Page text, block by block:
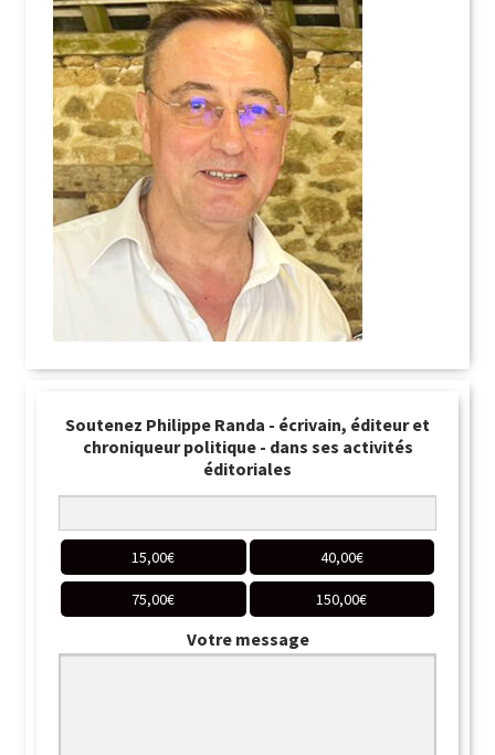
Soutenez Philippe Randa - écrivain, éditeur et
chroniqueur politique - dans ses activités
éditoriales
15,00€ 40,00€
75,00€ 150,00€
Votre message